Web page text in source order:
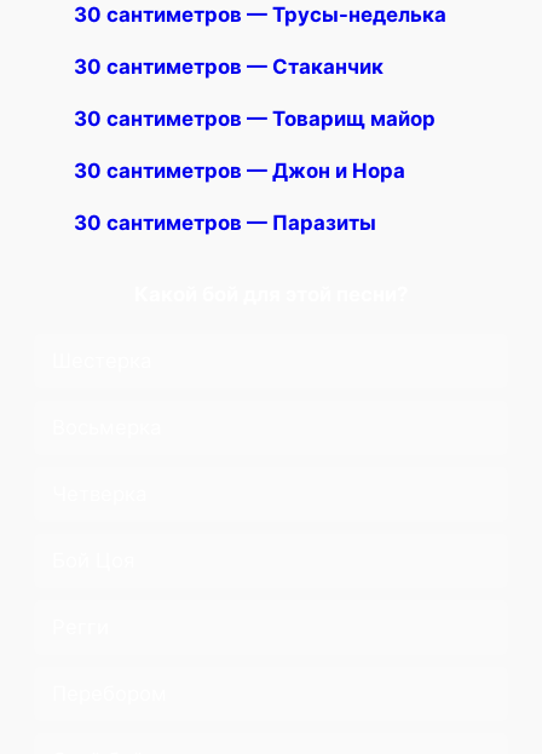
30 сантиметров — Трусы-неделька
30 сантиметров — Стаканчик
30 сантиметров — Товарищ майор
30 сантиметров — Джон и Нора
30 сантиметров — Паразиты